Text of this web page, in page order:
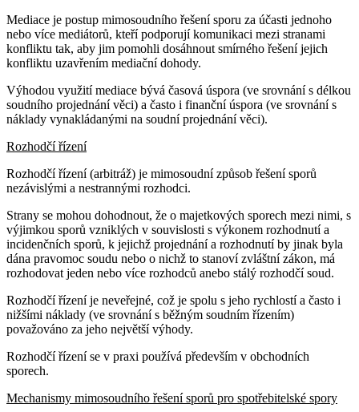
Mediace je postup mimosoudního řešení sporu za účasti jednoho
nebo více mediátorů, kteří podporují komunikaci mezi stranami
konfliktu tak, aby jim pomohli dosáhnout smírného řešení jejich
konfliktu uzavřením mediační dohody.
Výhodou využití mediace bývá časová úspora (ve srovnání s délkou
soudního projednání věci) a často i finanční úspora (ve srovnání s
náklady vynakládanými na soudní projednání věci).
Rozhodčí řízení
Rozhodčí řízení (arbitráž) je mimosoudní způsob řešení sporů
nezávislými a nestrannými rozhodci.
Strany se mohou dohodnout, že o majetkových sporech mezi nimi, s
výjimkou sporů vzniklých v souvislosti s výkonem rozhodnutí a
incidenčních sporů, k jejichž projednání a rozhodnutí by jinak byla
dána pravomoc soudu nebo o nichž to stanoví zvláštní zákon, má
rozhodovat jeden nebo více rozhodců anebo stálý rozhodčí soud.
Rozhodčí řízení je neveřejné, což je spolu s jeho rychlostí a často i
nižšími náklady (ve srovnání s běžným soudním řízením)
považováno za jeho největší výhody.
Rozhodčí řízení se v praxi používá především v obchodních
sporech.
Mechanismy mimosoudního řešení sporů pro spotřebitelské spory